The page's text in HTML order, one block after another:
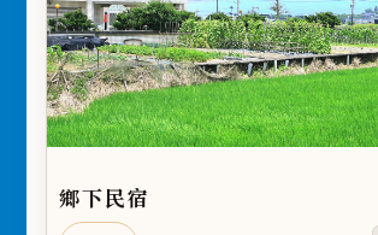
鄉下民宿